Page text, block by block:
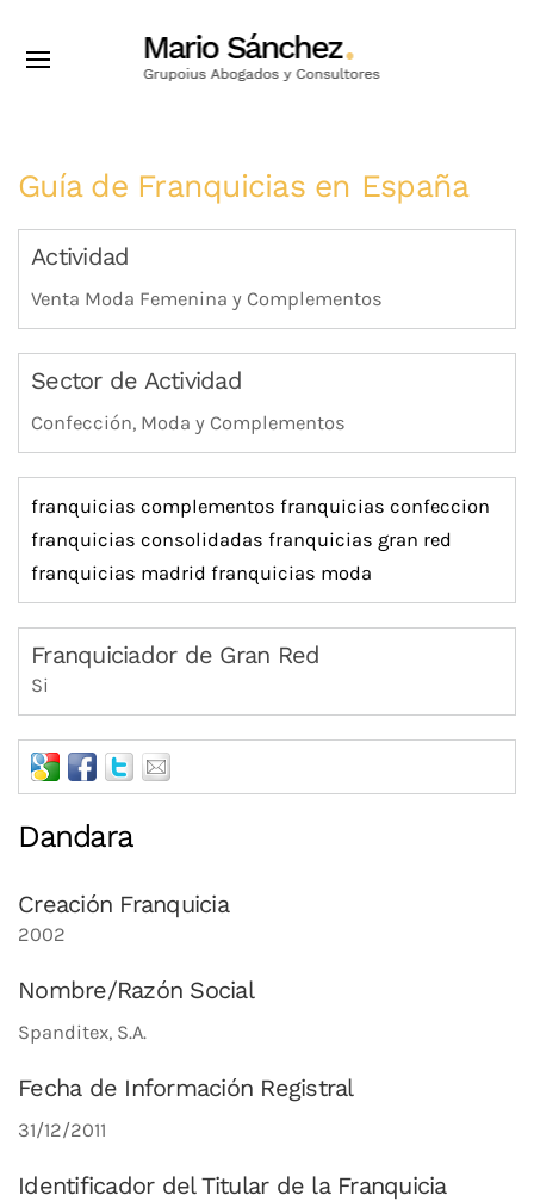
Guía de Franquicias en España
Actividad
Venta Moda Femenina y Complementos
Sector de Actividad
Confección, Moda y Complementos
franquicias complementos franquicias confeccion
franquicias consolidadas franquicias gran red
franquicias madrid franquicias moda
Franquiciador de Gran Red
Si
Dandara
Creación Franquicia
2002
Nombre/Razón Social
Spanditex, S.A.
Fecha de Información Registral
31/12/2011
Identificador del Titular de la Franquicia